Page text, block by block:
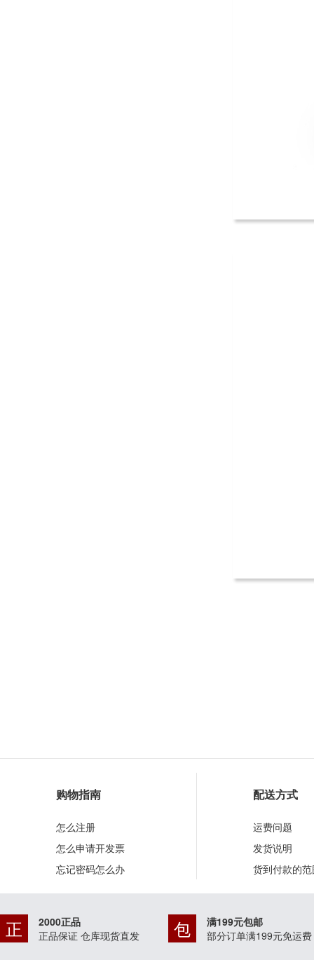
购物指南
怎么注册
怎么申请开发票
忘记密码怎么办
配送方式
运费问题
发货说明
货到付款的
正
2000正品
正品保证 仓库现货直发
包
满199元包邮
部分订单满199元免运费